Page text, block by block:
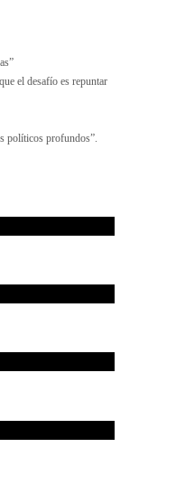
el desafío es repuntar
políticos profundos”.